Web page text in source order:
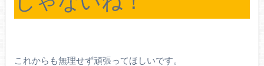
これからも無理せず頑張ってほしいです。